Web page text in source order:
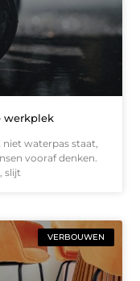
werkplek
waterpas staat,
vooraf denken.
slijt
VERBOUWEN